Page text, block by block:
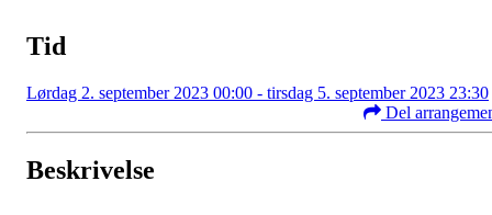
Tid
Lørdag 2. september 2023 00:00 - tirsdag 5. september 2023 23:30
Del
Beskrivelse